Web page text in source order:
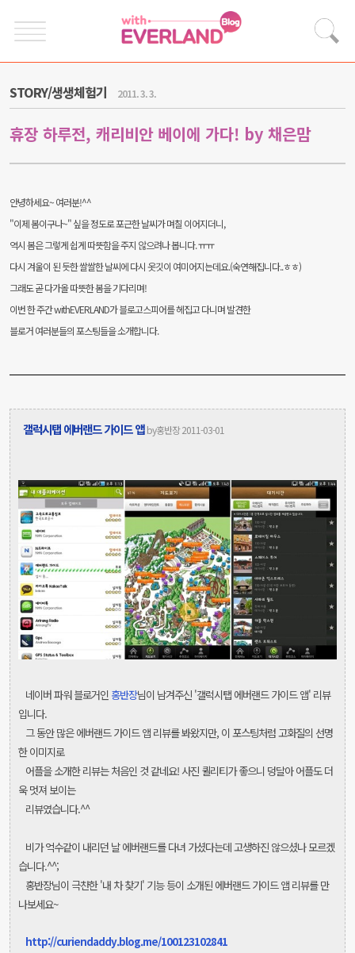
STORY/생생체험기 2011. 3. 3.
휴장 하루전, 캐리비안 베이에 가다! by 채은맘
안녕하세요~ 여러분!^^
"이제 봄이구나~" 싶을 정도로 포근한 날씨가 며칠 이어지더니,
역시 봄은 그렇게 쉽게 따뜻함을 주지 않으려나 봅니다. ㅠㅠ
다시 겨울이 된 듯한 쌀쌀한 날씨에다시 옷깃이 여미어지는데요.(숙연해집니다..ㅎㅎ)
그래도 곧 다가올 따뜻한 봄을 기다리며!
이번 한 주간 withEVERLAND가 블로고스피어를 헤집고 다니며 발견한
블로거 여러분들의 포스팅들을 소개합니다.
갤럭시탭 에버랜드 가이드 앱 by홍반장 2011-03-01
네이버 파워 블로거인 홍반장님이 남겨주신 '갤럭시탭 에버랜드 가이드 앱' 리뷰
입니다.
그 동안 많은 에버랜드 가이드 앱 리뷰를 봐왔지만, 이 포스팅처럼 고화질의 선명
한이미지로
어플을 소개한 리뷰는 처음인 것 같네요! 사진 퀼리티가 좋으니 덩달아 어플도더
욱 멋져 보이는
리뷰였습니다.^^
비가 억수같이 내리던 날 에버랜드를 다녀 가셨다는데고생하진 않으셨나 모르겠
습니다.^^;
홍반장님이 극찬한 '내 차 찾기' 기능 등이 소개된 에버랜드 가이드 앱 리뷰를 만
나보세요~
http://curiendaddy.blog.me/100123102841